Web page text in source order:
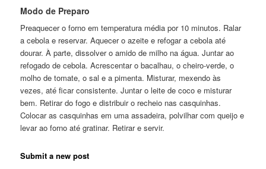
Modo de Preparo
Preaquecer o forno em temperatura média por 10 minutos. Ralar
a cebola e reservar. Aquecer o azeite e refogar a cebola até
dourar. À parte, dissolver o amido de milho na água. Juntar ao
refogado de cebola. Acrescentar o bacalhau, o cheiro-verde, o
molho de tomate, o sal e a pimenta. Misturar, mexendo às
vezes, até ficar consistente. Juntar o leite de coco e misturar
bem. Retirar do fogo e distribuir o recheio nas casquinhas.
Colocar as casquinhas em uma assadeira, polvilhar com queijo e
levar ao forno até gratinar. Retirar e servir.
Submit a new post